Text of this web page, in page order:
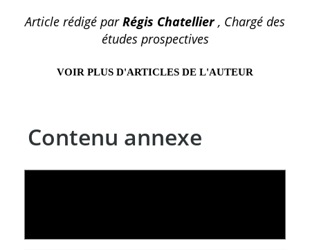
Article rédigé parRégis Chatellier, Chargé des
études prospectives
VOIR PLUS D'ARTICLES DE L'AUTEUR
Contenu annexe